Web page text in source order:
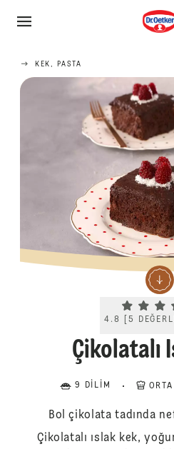
KEK, PASTA
4.8 [5
Çikolatalı
9 DILIM ORTA
Bol çikolata tadında
Çikolatalı ıslak kek,